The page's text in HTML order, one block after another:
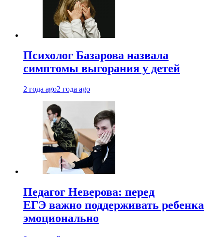
Психолог Базарова назвала
симптомы выгорания у детей
2 года ago2 года ago
Педагог Неверова: перед
ЕГЭ важно поддерживать ребенка
эмоционально